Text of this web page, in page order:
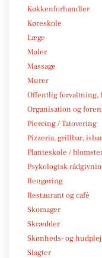
Køkkenforhandler
Køreskole
Læge
Maler
Massage
Murer
Offentlig forvaltning,
Organisation og
Piercing / Tatovering
Pizzeria, grillbar,
Planteskole /
Psykologisk
Rengøring
Restaurant og café
Skomager
Skrædder
Skønheds- og
Slagter